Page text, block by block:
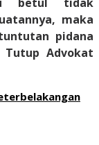
maka
pidana
Advokat